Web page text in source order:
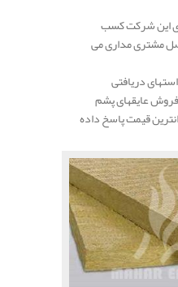
اینشرکتکسب
مشتریمداری می
هایدریافتی
عایقهای پشم
قیمتپاسخداده